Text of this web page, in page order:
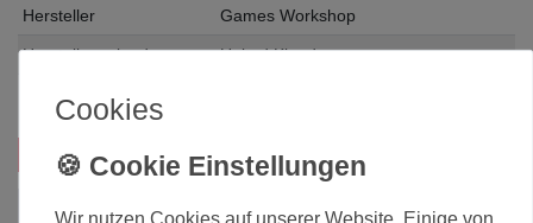
Hersteller Games Workshop
Herstellungsland United Kingdom
Das passt zu diesem Produkt:
Cookies
Wir nutzen Cookies auf unserer Website. Einige von